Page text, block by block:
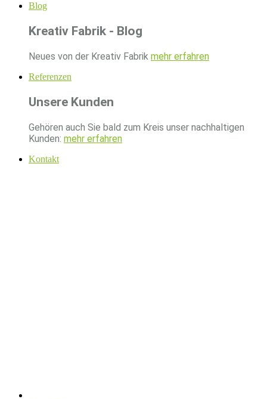
Blog
Kreativ Fabrik - Blog
Neues von der Kreativ Fabrik mehr erfahren
Referenzen
Unsere Kunden
Gehören auch Sie bald zum Kreis unser nachhaltigen
Kunden: mehr erfahren
Kontakt